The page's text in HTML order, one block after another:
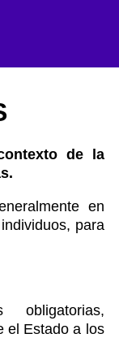
de la
en
para
el Estado a los